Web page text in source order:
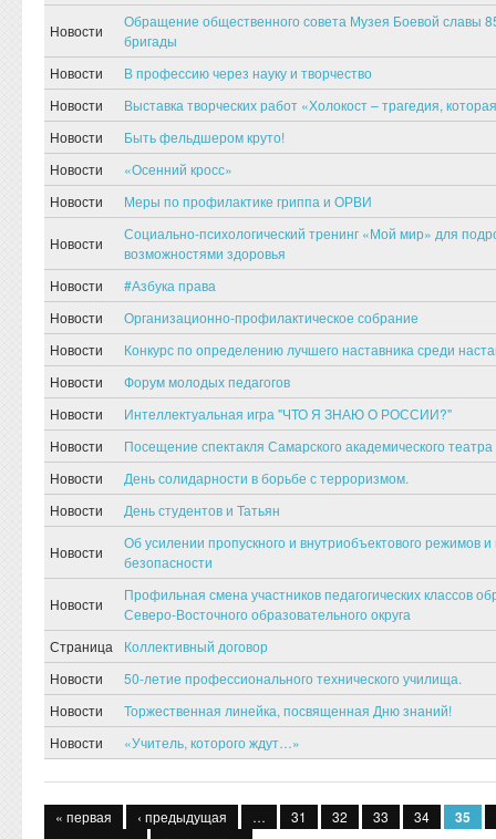
Новости
Обращение общественного совета Музея Боевой славы
бригады
Новости
В профессию через науку и творчество
Новости
Выставка творческих работ «Холокост – трагедия,
Новости
Быть фельдшером круто!
Новости
«Осенний кросс»
Новости
Меры по профилактике гриппа и ОРВИ
Новости
Социально-психологический тренинг «Мой мир» для
возможностями здоровья
Новости
#Азбука права
Новости
Организационно-профилактическое собрание
Новости
Конкурс по определению лучшего наставника среди
Новости
Форум молодых педагогов
Новости
Интеллектуальная игра "ЧТО Я ЗНАЮ О РОССИИ?"
Новости
Посещение спектакля Самарского академического
Новости
День солидарности в борьбе с терроризмом.
Новости
День студентов и Татьян
Новости
Об усилении пропускного и внутриобъектового режимов
безопасности
Новости
Профильная смена участников педагогических классов
Северо-Восточного образовательного округа
Страница
Коллективный договор
Новости
50-летие профессионального технического училища.
Новости
Торжественная линейка, посвященная Дню знаний!
Новости
«Учитель, которого ждут…»
« первая ‹ предыдущая … 31 32 33 34 35